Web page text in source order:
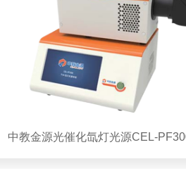
金源光催化氙灯光源CEL-PF300-T10